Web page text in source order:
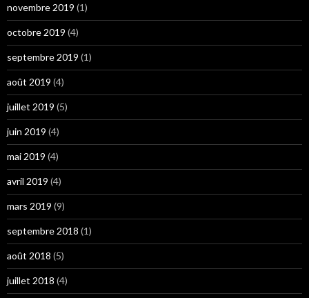
novembre 2019 (1)
octobre 2019 (4)
septembre 2019 (1)
août 2019 (4)
juillet 2019 (5)
juin 2019 (4)
mai 2019 (4)
avril 2019 (4)
mars 2019 (9)
septembre 2018 (1)
août 2018 (5)
juillet 2018 (4)